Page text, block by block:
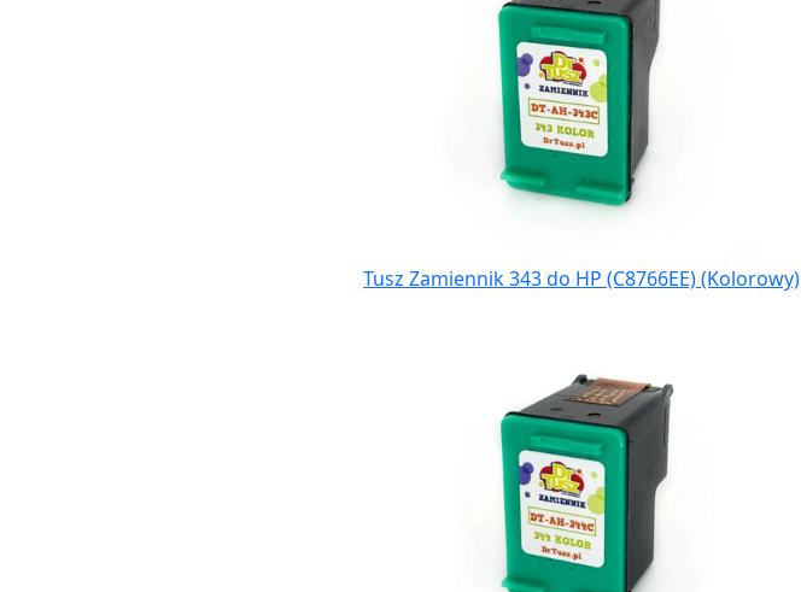
Tusz Zamiennik 343 do HP (C8766EE) (Kolorowy)